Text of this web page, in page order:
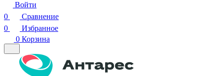
Войти
0
Сравнение
0
Избранное
0 Корзина